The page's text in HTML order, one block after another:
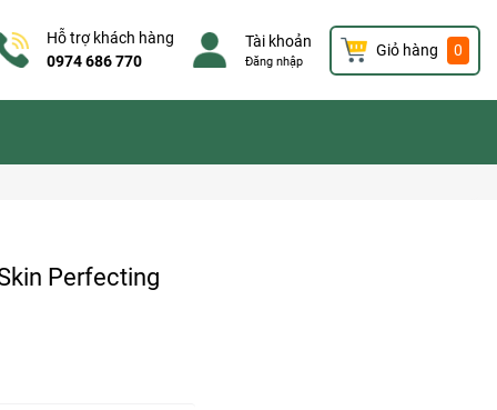
Hỗ trợ khách hàng
0974 686 770
Tài khoản
Đăng nhập
Giỏ hàng 0
Perfecting